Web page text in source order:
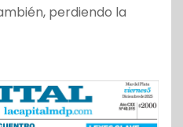
perdiendo la